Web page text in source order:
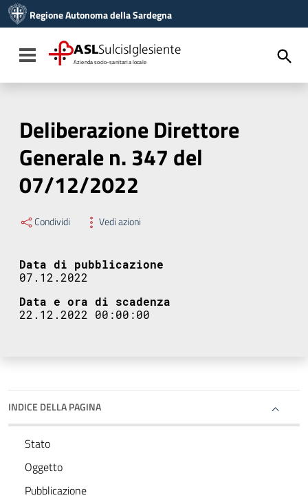
Vai al menu di navigazione
Vai al footer
Regione Autonoma della Sardegna
Toggle navigation
ASLSulcisIglesiente
Azienda socio-sanitaria locale
Deliberazione Direttore
Generale n. 347 del
07/12/2022
Condividi Vedi azioni
Data di pubblicazione
07.12.2022
Data e ora di scadenza
22.12.2022 00:00:00
INDICE DELLA PAGINA
Stato
Oggetto
Pubblicazione